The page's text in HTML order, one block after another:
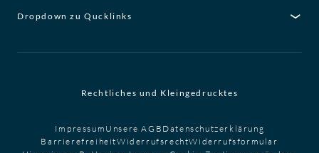
Dropdown zu Qucklinks
Rechtliches und Kleingedrucktes
Impressum Unsere AGB Datenschutzerklärung
BarrierefreiheitWiderrufsrechtWiderrufsformular